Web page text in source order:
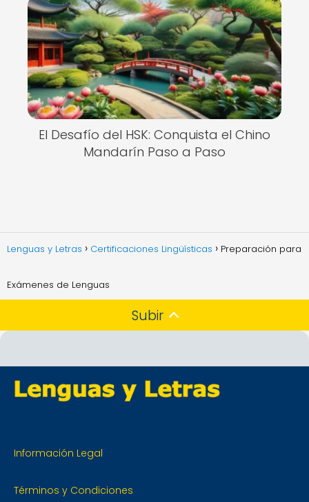
El Desafío del HSK: Conquista el Chino
Mandarín Paso a Paso
Lenguas y Letras Certificaciones Lingüísticas Preparación para
Exámenes de Lenguas
Subir
Información Legal
Términos y Condiciones